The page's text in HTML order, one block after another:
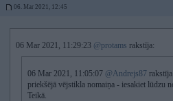
06. Mar 2021, 12:45
06 Mar 2021, 11:29:23 @protams rakstīja:
06 Mar 2021, 11:05:07 @Andrejs87 rakstīja:
priekšējā vējstikla nomaiņa - iesakiet lūdzu
Teikā.